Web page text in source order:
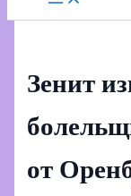
Зенит
от